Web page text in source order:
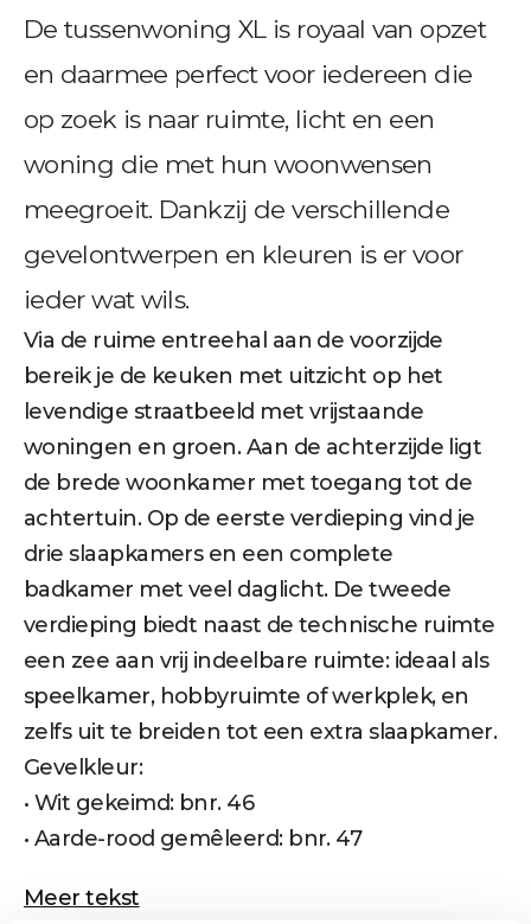
De tussenwoning XL is royaal van opzet
en daarmee perfect voor iedereen die
op zoek is naar ruimte, licht en een
woning die met hun woonwensen
meegroeit. Dankzij de verschillende
gevelontwerpen en kleuren is er voor
ieder wat wils.
Via de ruime entreehal aan de voorzijde
bereik je de keuken met uitzicht op het
levendige straatbeeld met vrijstaande
woningen en groen. Aan de achterzijde ligt
de brede woonkamer met toegang tot de
achtertuin. Op de eerste verdieping vind je
drie slaapkamers en een complete
badkamer met veel daglicht. De tweede
verdieping biedt naast de technische ruimte
een zee aan vrij indeelbare ruimte: ideaal als
speelkamer, hobbyruimte of werkplek, en
zelfs uit te breiden tot een extra slaapkamer.
Gevelkleur:
• Wit gekeimd: bnr. 46
• Aarde-rood gemêleerd: bnr. 47
Meer tekst